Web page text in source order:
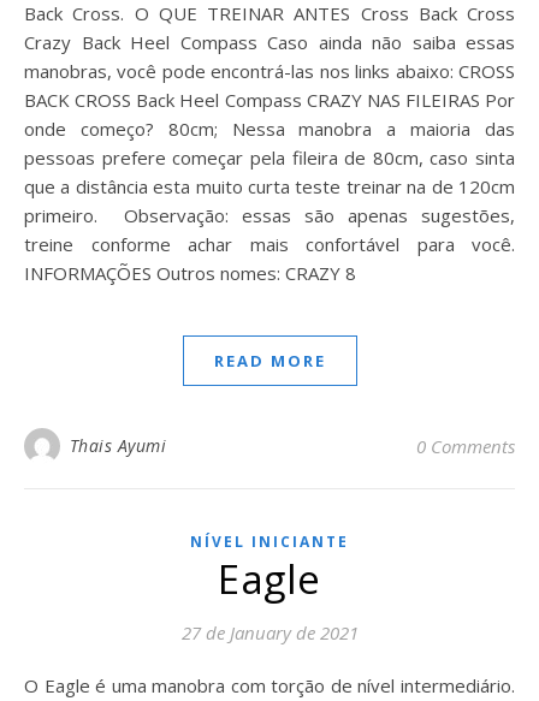
Back Cross. O QUE TREINAR ANTES Cross Back Cross
Crazy Back Heel Compass Caso ainda não saiba essas
manobras, você pode encontrá-las nos links abaixo: CROSS
BACK CROSS Back Heel Compass CRAZY NAS FILEIRAS Por
onde começo? 80cm; Nessa manobra a maioria das
pessoas prefere começar pela fileira de 80cm, caso sinta
que a distância esta muito curta teste treinar na de 120cm
primeiro. Observação: essas são apenas sugestões,
treine conforme achar mais confortável para você.
INFORMAÇÕES Outros nomes: CRAZY 8
READ MORE
Thais Ayumi 0 Comments
NÍVEL INICIANTE
Eagle
27 de January de 2021
O Eagle é uma manobra com torção de nível intermediário.